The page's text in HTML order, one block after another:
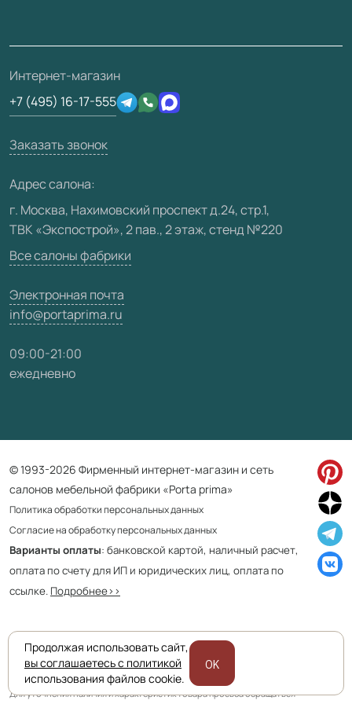
Отзывы клиентов
Техническая информация
Юридическая информация
Скачать материалы
3D-модели
О фабрике
Сертификаты
Производство
Вакансии
Видео
Карта сайта
Интернет-магазин
+7 (495) 16-17-555
Заказать звонок
Адрес салона:
г. Москва, Нахимовский проспект д.24, стр.1,
ТВК «Экспострой», 2 пав., 2 этаж, стенд №220
Все салоны фабрики
Электронная почта
info@portaprima.ru
09:00-21:00
ежедневно
© 1993-2026 Фирменный интернет-магазин и сеть
салонов мебельной фабрики «Porta prima»
Политика обработки персональных данных
Согласие на обработку персональных данных
Варианты оплаты: банковской картой, наличный расчет,
оплата по счету для ИП и юридических лиц, оплата по
ссылке. Подробнее>>
Приведенная на сайте информация не является публичной офертой
и носит информационно ознакомительный характер.
Для уточнения наличия и характеристик товара просьба обращаться
Продолжая использовать сайт,
вы соглашаетесь с политикой
использования файлов cookie.
OK